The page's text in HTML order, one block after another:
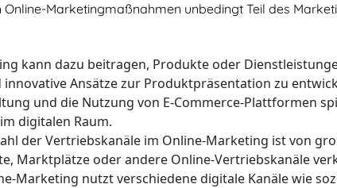
Marketingmaßnahmen unbedingt Teil des
kann dazu beitragen, Produkte oder
Ansätze zur Produktpräsentation zu
und die Nutzung von E-Commerce-Plattformen
digitalen Raum.
der Vertriebskanäle im Online-Marketing ist von
Marktplätze oder andere Online-Vertriebskanäle
Marketing nutzt verschiedene digitale Kanäle wie